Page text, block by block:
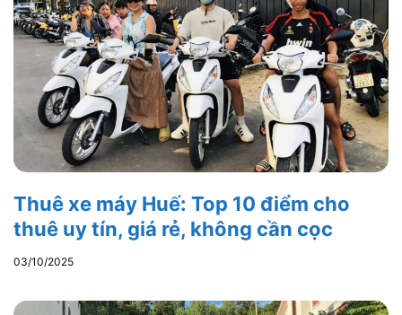
Thuê xe máy Huế: Top 10 điểm cho
thuê uy tín, giá rẻ, không cần cọc
03/10/2025